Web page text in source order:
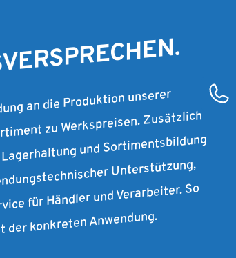
an die Produktion unserer
zu Werkspreisen. Zusätzlich
und Sortimentsbildung
Unterstützung,
für Händler und Verarbeiter. So
konkreten Anwendung.